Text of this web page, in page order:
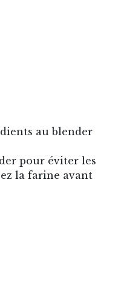
au blender
pour éviter les
la farine avant